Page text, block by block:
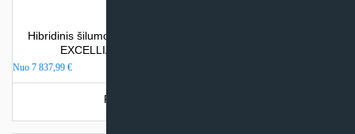
Hibridinis šilumos siurblys oras/vanduo/dujos Atlantic ALFEA
EXCELLIA HYBRID GAS DUO (su integr. talpa)
Nuo 7 837,99 €
Produkto šiuo metu neturime.